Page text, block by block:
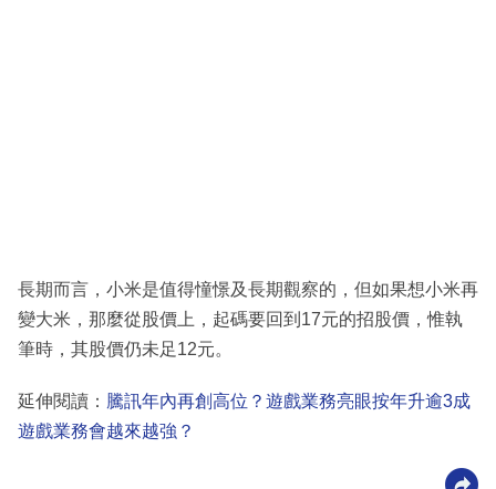
長期而言，小米是值得憧憬及長期觀察的，但如果想小米再
變大米，那麼從股價上，起碼要回到17元的招股價，惟執
筆時，其股價仍未足12元。
延伸閱讀： 騰訊年內再創高位？遊戲業務亮眼按年升逾3成
遊戲業務會越來越強？